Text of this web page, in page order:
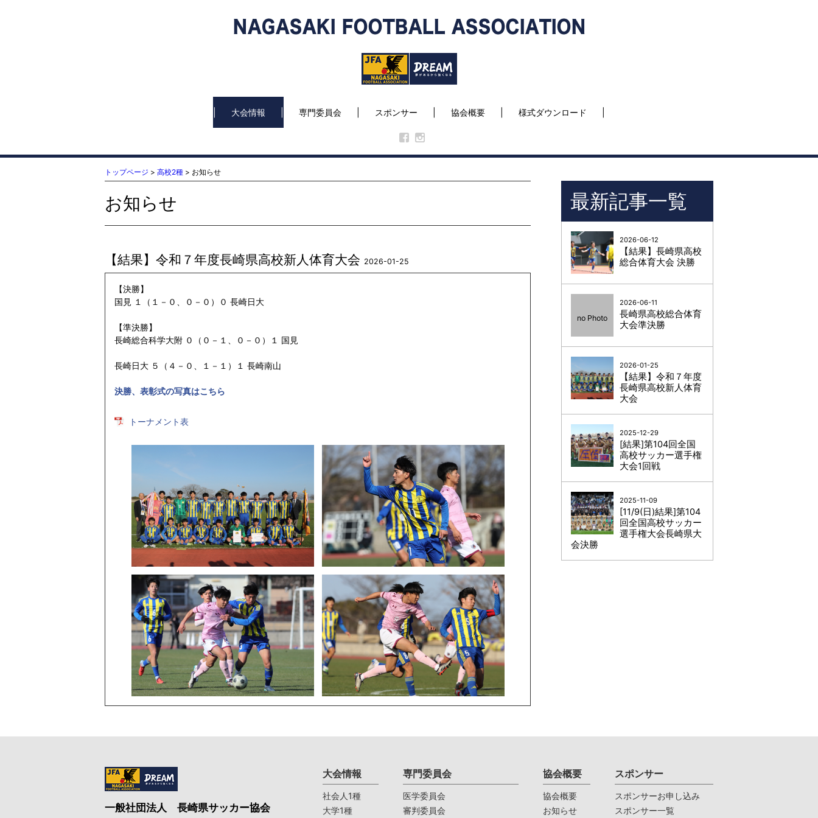
大会情報 専門委員会 スポンサー 協会概要 様式ダウンロード
トップページ > 高校2種 > お知らせ
お知らせ
【結果】令和７年度長崎県高校新人体育大会 2026-01-25
【決勝】
国見 １（１－０、０－０）０ 長崎日大
【準決勝】
長崎総合科学大附 ０（０－１、０－０）１ 国見
長崎日大 ５（４－０、１－１）１ 長崎南山
決勝、表彰式の写真はこちら
トーナメント表
最新記事一覧
2026-06-12
【結果】長崎県高校
総合体育大会 決勝
no Photo
2026-06-11
長崎県高校総合体育
大会準決勝
2026-01-25
【結果】令和７年度
長崎県高校新人体育
大会
2025-12-29
[結果]第104回全国
高校サッカー選手権
大会1回戦
2025-11-09
[11/9(日)結果]第104
回全国高校サッカー
選手権大会長崎県大
会決勝
一般社団法人 長崎県サッカー協会
大会情報
社会人1種
大学1種
専門委員会
医学委員会
審判委員会
協会概要
協会概要
お知らせ
スポンサー
スポンサーお申し込み
スポンサー一覧